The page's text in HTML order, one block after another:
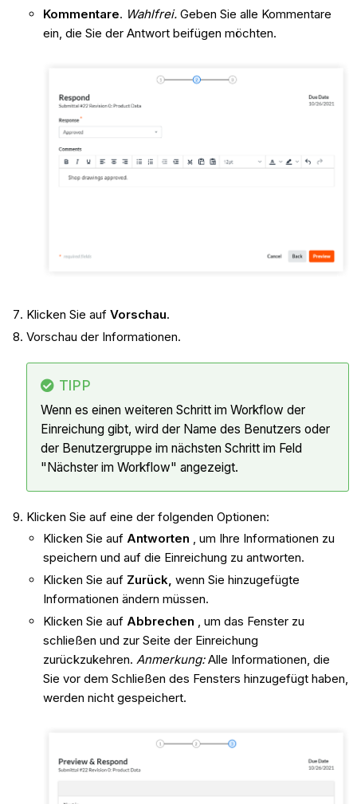
Kommentare. Wahlfrei. Geben Sie alle Kommentare
ein, die Sie der Antwort beifügen möchten.
Klicken Sie auf Vorschau.
Vorschau der Informationen.
TIPP
Wenn es einen weiteren Schritt im Workflow der
Einreichung gibt, wird der Name des Benutzers oder
der Benutzergruppe im nächsten Schritt im Feld
"Nächster im Workflow" angezeigt.
Klicken Sie auf eine der folgenden Optionen:
Klicken Sie auf Antworten , um Ihre Informationen zu
speichern und auf die Einreichung zu antworten.
Klicken Sie auf Zurück, wenn Sie hinzugefügte
Informationen ändern müssen.
Klicken Sie auf Abbrechen , um das Fenster zu
schließen und zur Seite der Einreichung
zurückzukehren. Anmerkung:Alle Informationen, die
Sie vor dem Schließen des Fensters hinzugefügt haben,
werden nicht gespeichert.